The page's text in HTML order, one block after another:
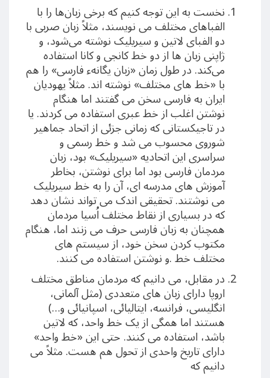
نخست به این توجه کنیم که برخی زبان‌ها را با
الفباهای مختلف می نویسند، مثلاً زبان صربی با
دو الفبای لاتین و سیریلیک نوشته می‌شود، و
ژاپنی زبان ها از دو خط کانجی و کانا استفاده
می‌کند. در طول زمان «زبان یگانهء فارسی» را هم
با «خط های مختلف» نوشته اند. مثلاً یهودیان
ایران به فارسی سخن می گفتند اما هنگام
نوشتن اغلب از خط عبری استفاده می کردند. یا
در تاجیکستانی که زمانی جزئی از اتحاد جماهیر
شوروی محسوب می شد و خط رسمی و
سراسری این اتحادیه «سیریلیک» بود، زبان
مردمان فارسی بود اما برای نوشتن، بخاطر
آموزش های مدرسه ای، آن را به خط سیریلیک
می نوشتند. تحقیقی اندک می تواند نشان دهد
که در بسیاری از نقاط مختلف اُسیا مردمان
همچنان به زبان فارسی حرف می زنند اما، هنگام
مکتوب کردن سخن خود، از سیستم های
مختلف خط .و نوشتن استفاده می کنند.
در مقابل، می دانیم که مردمان مناطق مختلف
اروپا دارای زبان های متعددی (مثل آلمانی،
انگلیسی، فرانسه، ایتالیائی، اسپانیائی و…)
هستند اما همگی از یک خط واحد، که لاتین
باشد، استفاده می کنند. حتی این «خط واحد»
دارای تاریخ واحدی از تحول هم هست. مثلاً می
دانیم که